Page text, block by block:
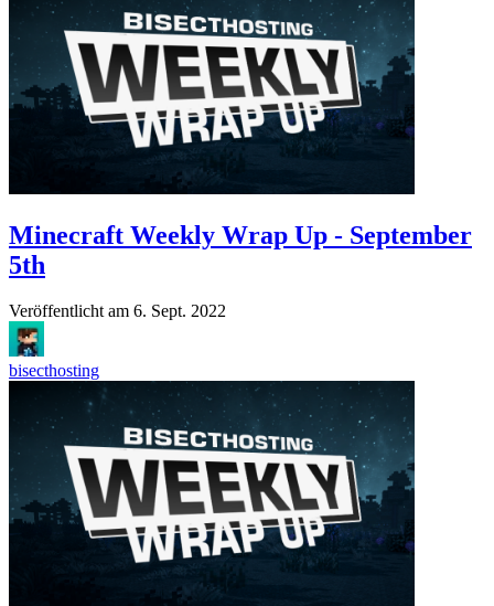
Minecraft Weekly Wrap Up - September
5th
Veröffentlicht am 6. Sept. 2022
bisecthosting